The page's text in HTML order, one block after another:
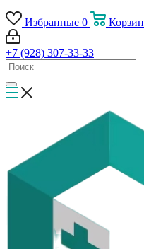
Избранные 0
+7 (928) 307-33-33